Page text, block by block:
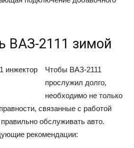
ВАЗ-2111 зимой
Чтобы ВАЗ-2111
прослужил долго,
необходимо не только
связанные с работой
обслуживать авто.
рекомендации: